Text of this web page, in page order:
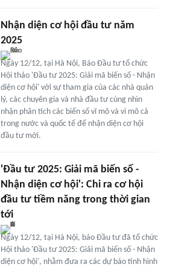
Nhận diện cơ hội đầu tư năm
2025
Ngày 12/12, tại Hà Nội, Báo Đầu tư tổ chức
Hội thảo 'Đầu tư 2025: Giải mã biến số - Nhận
diện cơ hội' với sự tham gia của các nhà quản
lý, các chuyên gia và nhà đầu tư cùng nhìn
nhận phân tích các biến số vĩ mô và vi mô cả
trong nước và quốc tế để nhận diện cơ hội
đầu tư mới.
'Đầu tư 2025: Giải mã biến số -
Nhận diện cơ hội': Chi ra cơ hội
đầu tư tiềm năng trong thời gian
tới
Ngày 12/12, tại Hà Nội, báo Đầu tư đã tổ chức
Hội thảo 'Đầu tư 2025: Giải mã biến số - Nhận
diện cơ hội', nhằm đưa ra các dự báo tình hình